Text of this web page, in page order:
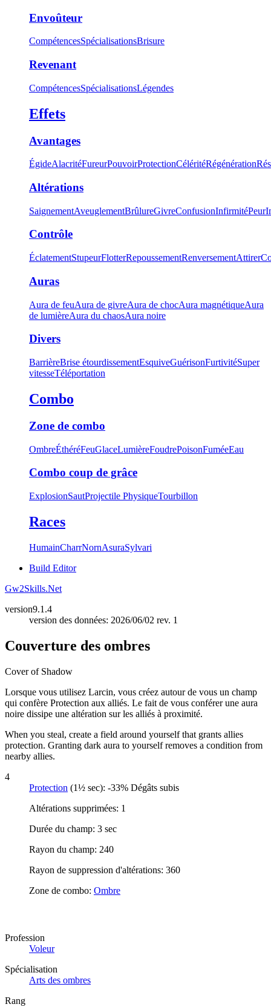
Envoûteur
CompétencesSpécialisationsBrisure
Revenant
CompétencesSpécialisationsLégendes
Effets
Avantages
ÉgideAlacritéFureurPouvoirProtectionCéléritéRégénération
Altérations
SaignementAveuglementBrûlureGivreConfusionInfirmitéPeur
Contrôle
ÉclatementStupeurFlotterRepoussementRenversementAttirer
Auras
Aura de feuAura de givreAura de chocAura magnétiqueAura
de lumièreAura du chaosAura noire
Divers
BarrièreBrise étourdissementEsquiveGuérisonFurtivitéSuper
vitesseTéléportation
Combo
Zone de combo
OmbreÉthéréFeuGlaceLumièreFoudrePoisonFuméeEau
Combo coup de grâce
ExplosionSautProjectile PhysiqueTourbillon
Races
HumainCharrNornAsuraSylvari
Build Editor
Gw2Skills.Net
version9.1.4
version des données: 2026/06/02 rev. 1
Couverture des ombres
Cover of Shadow
Lorsque vous utilisez Larcin, vous créez autour de vous un champ
qui confère Protection aux alliés. Le fait de vous conférer une aura
noire dissipe une altération sur les alliés à proximité.
When you steal, create a field around yourself that grants allies
protection. Granting dark aura to yourself removes a condition from
nearby allies.
4
Protection (1½ sec): -33% Dégâts subis
Altérations supprimées: 1
Durée du champ: 3 sec
Rayon du champ: 240
Rayon de suppression d'altérations: 360
Zone de combo: Ombre
Profession
Voleur
Spécialisation
Arts des ombres
Rang